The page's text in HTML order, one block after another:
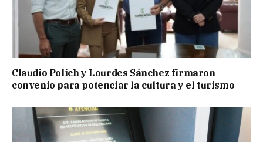
Claudio Polich y Lourdes Sánchez firmaron
convenio para potenciar la cultura y el turismo